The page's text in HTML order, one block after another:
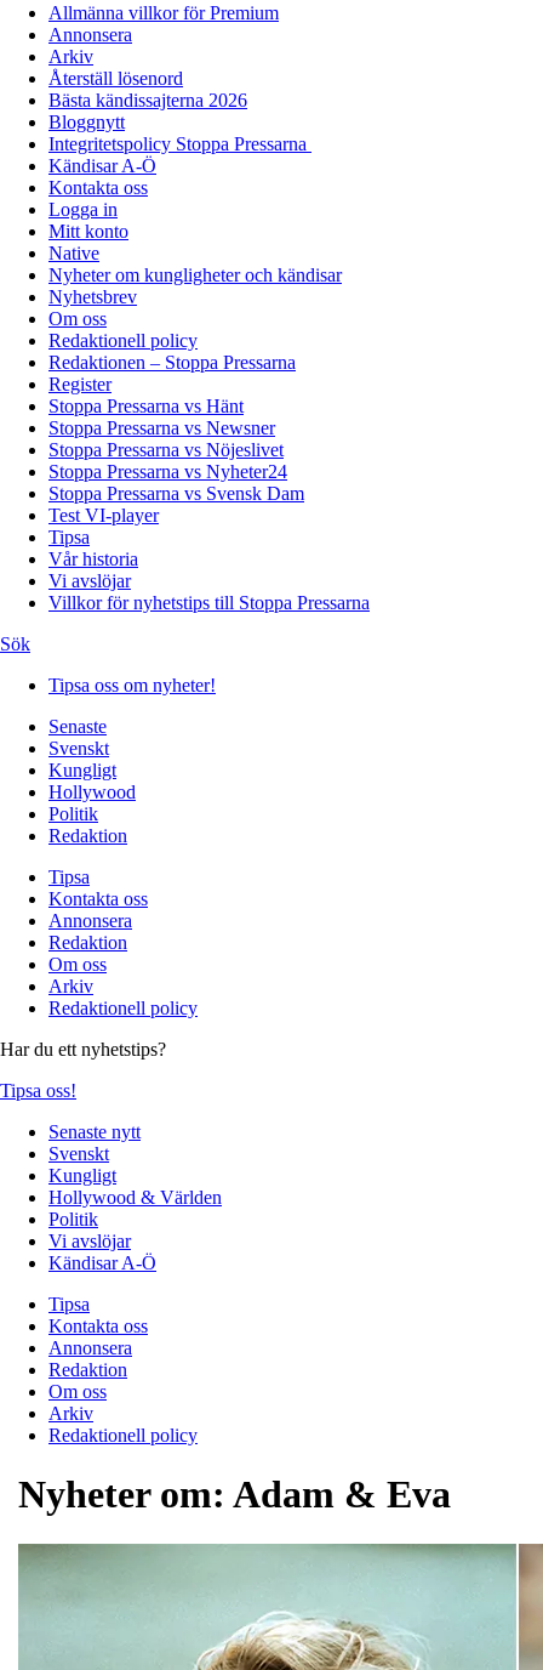
Allmänna villkor för Premium
Annonsera
Arkiv
Återställ lösenord
Bästa kändissajterna 2026
Bloggnytt
Integritetspolicy Stoppa Pressarna
Kändisar A-Ö
Kontakta oss
Logga in
Mitt konto
Native
Nyheter om kungligheter och kändisar
Nyhetsbrev
Om oss
Redaktionell policy
Redaktionen – Stoppa Pressarna
Register
Stoppa Pressarna vs Hänt
Stoppa Pressarna vs Newsner
Stoppa Pressarna vs Nöjeslivet
Stoppa Pressarna vs Nyheter24
Stoppa Pressarna vs Svensk Dam
Test VI-player
Tipsa
Vår historia
Vi avslöjar
Villkor för nyhetstips till Stoppa Pressarna
Sök
Tipsa oss om nyheter!
Senaste
Svenskt
Kungligt
Hollywood
Politik
Redaktion
Tipsa
Kontakta oss
Annonsera
Redaktion
Om oss
Arkiv
Redaktionell policy
Har du ett nyhetstips?
Tipsa oss!
Senaste nytt
Svenskt
Kungligt
Hollywood & Världen
Politik
Vi avslöjar
Kändisar A-Ö
Tipsa
Kontakta oss
Annonsera
Redaktion
Om oss
Arkiv
Redaktionell policy
Nyheter om: Adam & Eva